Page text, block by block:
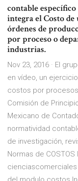
contable
integra el Costo
órdenes de
por proceso o
industrias.
Nov 23, 2016 · El
en vídeo, un
costos por
Comisión de
Mexicano de
normatividad
de investigación,
Normas de COSTOS